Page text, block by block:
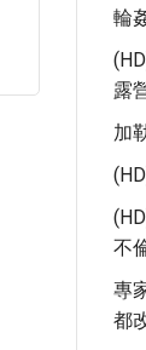
輪
露
加
不
專
都